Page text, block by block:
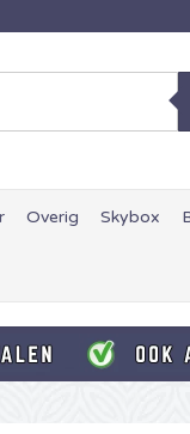
Overig Skybox